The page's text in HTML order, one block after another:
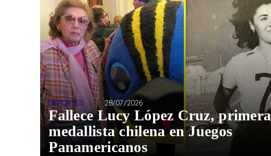
Fallece Lucy López Cruz, primera
medallista chilena en Juegos
Panamericanos
DEPORTES 28/07/2026